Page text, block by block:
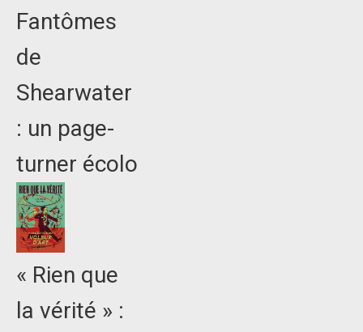
Fantômes
de
Shearwater
: un page-
turner écolo
« Rien que
la vérité » :